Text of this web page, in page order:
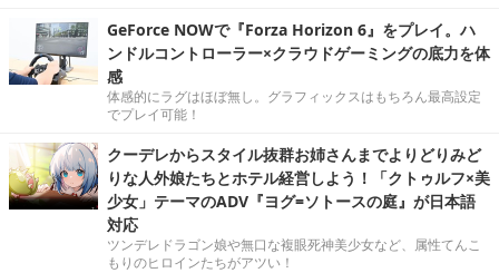
GeForce NOWで『Forza Horizon 6』をプレイ。ハ
ンドルコントローラー×クラウドゲーミングの底力を体
感
体感的にラグはほぼ無し。グラフィックスはもちろん最高設定
でプレイ可能！
クーデレからスタイル抜群お姉さんまでよりどりみど
りな人外娘たちとホテル経営しよう！「クトゥルフ×美
少女」テーマのADV『ヨグ=ソトースの庭』が日本語
対応
ツンデレドラゴン娘や無口な複眼死神美少女など、属性てんこ
もりのヒロインたちがアツい！